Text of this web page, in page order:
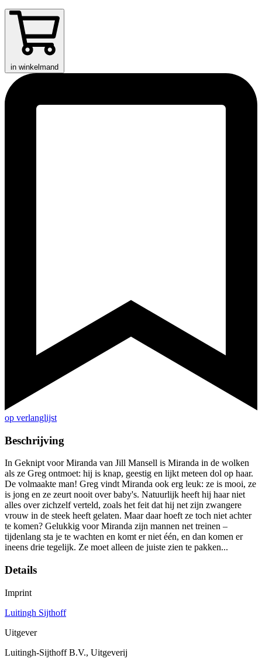
in winkelmand
op verlanglijst
Beschrijving
In Geknipt voor Miranda van Jill Mansell is Miranda in de wolken
als ze Greg ontmoet: hij is knap, geestig en lijkt meteen dol op haar.
De volmaakte man! Greg vindt Miranda ook erg leuk: ze is mooi, ze
is jong en ze zeurt nooit over baby's. Natuurlijk heeft hij haar niet
alles over zichzelf verteld, zoals het feit dat hij net zijn zwangere
vrouw in de steek heeft gelaten. Maar daar hoeft ze toch niet achter
te komen? Gelukkig voor Miranda zijn mannen net treinen –
tijdenlang sta je te wachten en komt er niet één, en dan komen er
ineens drie tegelijk. Ze moet alleen de juiste zien te pakken...
Details
Imprint
Luitingh Sijthoff
Uitgever
Luitingh-Sijthoff B.V., Uitgeverij